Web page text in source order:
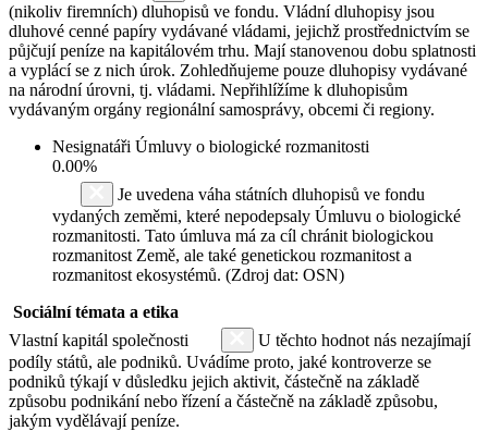
(nikoliv firemních) dluhopisů ve fondu. Vládní dluhopisy jsou
dluhové cenné papíry vydávané vládami, jejichž prostřednictvím se
půjčují peníze na kapitálovém trhu. Mají stanovenou dobu splatnosti
a vyplácí se z nich úrok. Zohledňujeme pouze dluhopisy vydávané
na národní úrovni, tj. vládami. Nepřihlížíme k dluhopisům
vydávaným orgány regionální samosprávy, obcemi či regiony.
Nesignatáři Úmluvy o biologické rozmanitosti
0.00%
Je uvedena váha státních dluhopisů ve fondu
vydaných zeměmi, které nepodepsaly Úmluvu o biologické
rozmanitosti. Tato úmluva má za cíl chránit biologickou
rozmanitost Země, ale také genetickou rozmanitost a
rozmanitost ekosystémů. (Zdroj dat: OSN)
Sociální témata a etika
Vlastní kapitál společnosti
U těchto hodnot nás nezajímají
podíly států, ale podniků. Uvádíme proto, jaké kontroverze se
podniků týkají v důsledku jejich aktivit, částečně na základě
způsobu podnikání nebo řízení a částečně na základě způsobu,
jakým vydělávají peníze.